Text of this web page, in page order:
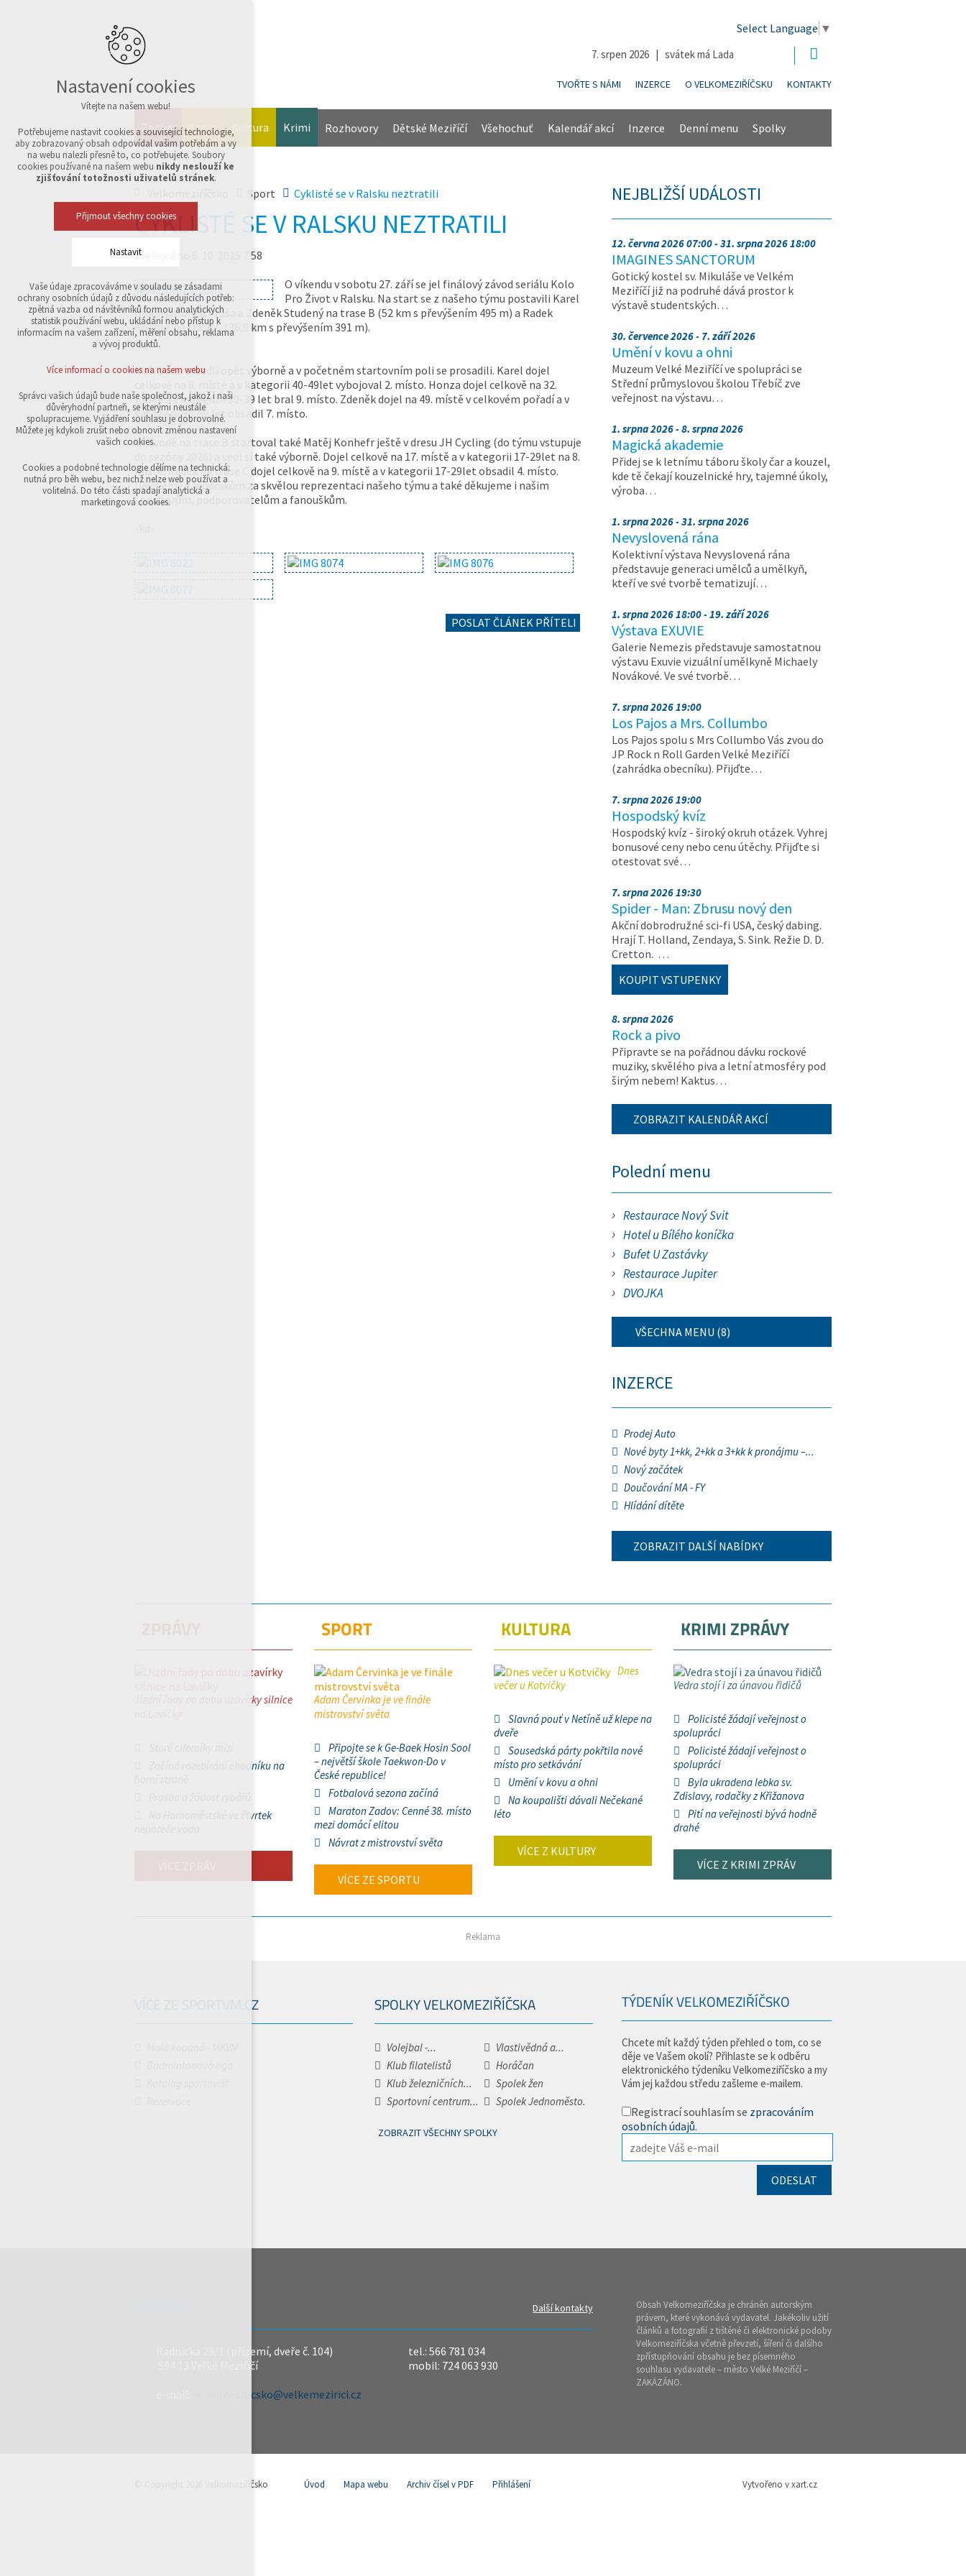
Select Language ▼
7. srpen 2026 | svátek má Lada
TVOŘTE S NÁMI INZERCE O VELKOMEZIŘÍČSKU KONTAKTY
Zprávy Sport Kultura Krimi Rozhovory Dětské Meziříčí Všehochuť Kalendář akcí Inzerce Denní menu Spolky
Sport Cyklisté se v Ralsku neztratili
CYKLISTÉ SE V RALSKU NEZTRATILI
Zveřejněno 6. 10. 2025 7:58
O víkendu v sobotu 27. září se jel finálový závod seriálu Kolo
Pro Život v Ralsku. Na start se z našeho týmu postavili Karel
Dlouhý, Honza Pruša a Zdeněk Studený na trase B (52 km s převýšením 495 m) a Radek
Roupec na trase C (36,9 km s převýšením 391 m).
Naši borci si vedli opět výborně a v početném startovním poli se prosadili. Karel dojel
celkově na 8. místě a v kategorii 40-49let vybojoval 2. místo. Honza dojel celkově na 32.
místě a v kategorii 30-39 let bral 9. místo. Zdeněk dojel na 49. místě v celkovém pořadí a v
kategorii 50-59 let obsadil 7. místo.
V závodě na trase B startoval také Matěj Konhefr ještě v dresu JH Cycling (do týmu vstupuje
do sezóny 2026) a vedl si také výborně. Dojel celkově na 17. místě a v kategorii 17-29let na 8.
místě. Radek na trase C dojel celkově na 9. místě a v kategorii 17-29let obsadil 4. místo.
Děkujeme závodníkům za skvělou reprezentaci našeho týmu a také děkujeme i našim
sponzorům, podporovatelům a fanouškům.
POSLAT ČLÁNEK PŘÍTELI
NEJBLIŽŠÍ UDÁLOSTI
12. června 2026 07:00 - 31. srpna 2026 18:00
IMAGINES SANCTORUM
Gotický kostel sv. Mikuláše ve Velkém
Meziříčí již na podruhé dává prostor k
výstavě studentských…
30. července 2026 - 7. září 2026
Umění v kovu a ohni
Muzeum Velké Meziříčí ve spolupráci se
Střední průmyslovou školou Třebíč zve
veřejnost na výstavu…
1. srpna 2026 - 8. srpna 2026
Magická akademie
Přidej se k letnímu táboru školy čar a kouzel,
kde tě čekají kouzelnické hry, tajemné úkoly,
výroba…
1. srpna 2026 - 31. srpna 2026
Nevyslovená rána
Kolektivní výstava Nevyslovená rána
představuje generaci umělců a umělkyň,
kteří ve své tvorbě tematizují…
1. srpna 2026 18:00 - 19. září 2026
Výstava EXUVIE
Galerie Nemezis představuje samostatnou
výstavu Exuvie vizuální umělkyně Michaely
Novákové. Ve své tvorbě…
7. srpna 2026 19:00
Los Pajos a Mrs. Collumbo
Los Pajos spolu s Mrs Collumbo Vás zvou do
JP Rock n Roll Garden Velké Meziříčí
(zahrádka obecníku). Přijďte…
7. srpna 2026 19:00
Hospodský kvíz
Hospodský kvíz - široký okruh otázek. Vyhrej
bonusové ceny nebo cenu útěchy. Přijďte si
otestovat své…
7. srpna 2026 19:30
Spider - Man: Zbrusu nový den
Akční dobrodružné sci-fi USA, český dabing.
Hrají T. Holland, Zendaya, S. Sink. Režie D. D.
Cretton. …
KOUPIT VSTUPENKY
8. srpna 2026
Rock a pivo
Připravte se na pořádnou dávku rockové
muziky, skvělého piva a letní atmosféry pod
širým nebem! Kaktus…
ZOBRAZIT KALENDÁŘ AKCÍ
Polední menu
Restaurace Nový Svit
Hotel u Bílého koníčka
Bufet U Zastávky
Restaurace Jupiter
DVOJKA
VŠECHNA MENU (8)
INZERCE
Prodej Auto
Nové byty 1+kk, 2+kk a 3+kk k pronájmu –...
Nový začátek
Doučování MA - FY
Hlídání dítěte
ZOBRAZIT DALŠÍ NABÍDKY
Jízdní řady po dobu uzavírky silnice
Začíná rozebírání chodníku na
Na Hornoměstské ve čtvrtek
SPORT
Adam Červinka je ve finále
mistrovství světa
Připojte se k Ge-Baek Hosin Sool
– největší škole Taekwon-Do v
České republice!
Fotbalová sezona začíná
Maraton Zadov: Cenné 38. místo
mezi domácí elitou
Návrat z mistrovství světa
VÍCE ZE SPORTU
KULTURA
Dnes
večer u Kotvičky
Slavná pouť v Netíně už klepe na
dveře
Sousedská párty pokřtila nové
místo pro setkávání
Umění v kovu a ohni
Na koupališti dávali Nečekané
léto
VÍCE Z KULTURY
KRIMI ZPRÁVY
Vedra stojí i za únavou řidičů
Policisté žádají veřejnost o
spolupráci
Policisté žádají veřejnost o
spolupráci
Byla ukradena lebka sv.
Zdislavy, rodačky z Křižanova
Pití na veřejnosti bývá hodně
drahé
VÍCE Z KRIMI ZPRÁV
Reklama
VÍCE ZE SPORTVM.CZ SPOLKY VELKOMEZIŘÍČSKA
Volejbal -...
Vlastivědná a...
Klub filatelistů
Horáčan
Klub železničních...
Spolek žen
Sportovní centrum...
Spolek Jednoměsto.
ZOBRAZIT VŠECHNY SPOLKY
TÝDENÍK VELKOMEZIŘÍČSKO
Chcete mít každý týden přehled o tom, co se
děje ve Vašem okolí? Přihlaste se k odběru
elektronického týdeníku Velkomeziříčsko a my
Vám jej každou středu zašleme e-mailem.
Registrací souhlasím se zpracováním
osobních údajů.
Další kontakty
Radnická 29/1 (přízemí, dveře č. 104)
594 13 Velké Meziříčí
velkomeziricsko@velkemezirici.cz
tel.: 566 781 034
mobil: 724 063 930
Obsah Velkomeziříčska je chráněn autorským
právem, které vykonává vydavatel. Jakékoliv užití
článků a fotografií z tištěné či elektronické podoby
Velkomeziříčska včetně převzetí, šíření či dalšího
zpřístupňování obsahu je bez písemného
souhlasu vydavatele – město Velké Meziříčí –
ZAKÁZÁNO.
© Copyright 2026 Velkomeziříčsko Úvod Mapa webu Archiv čísel v PDF Přihlášení Vytvořeno v xart.cz
Nastavení cookies
Vítejte na našem webu!
Potřebujeme nastavit cookies a související technologie,
aby zobrazovaný obsah odpovídal vašim potřebám a vy
na webu nalezli přesně to, co potřebujete. Soubory
cookies používané na našem webu nikdy neslouží ke
zjišťování totožnosti uživatelů stránek.
Přijmout všechny cookies
Nastavit
Technická cookies
nutná pro provozování webu
udržení kontextu stránek (session): případná
přihlášení, volby jazyka, apod.
analytická pro anonymizované vyhodnocení
návštěvnosti
marketingová cookies (Google,Sklik)
Více informací o cookies na našem webu
Přijmout všechny cookies
Odmítnout vše
Vaše údaje zpracováváme v souladu se zásadami
ochrany osobních údajů z důvodu následujících potřeb:
zpětná vazba od návštěvníků formou analytických
statistik používání webu, ukládání nebo přístup k
informacím na vašem zařízení, měření obsahu, reklama
a vývoj produktů.
Více informací o cookies na našem webu
Správci vašich údajů bude naše společnost, jakož i naši
důvěryhodní partneři, se kterými neustále
spolupracujeme. Vyjádření souhlasu je dobrovolné.
Můžete jej kdykoli zrušit nebo obnovit změnou nastavení
vašich cookies.
Cookies a podobné technologie dělíme na technická:
nutná pro běh webu, bez nichž nelze web používat a
volitelná. Do této části spadají analytická a
marketingová cookies.